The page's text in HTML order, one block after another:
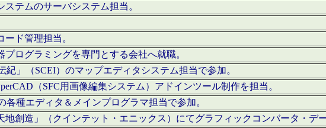
テムのサーバシステム担当。
ド管理担当。
ログラミングを専門とする会社へ就職。
紀」（SCEI）のマップエディタシステム担当で参加。
（SFC用画像編集システム）アドインツール制作を担当。
各種エディタ＆メインプログラマ担当で参加。
地創造」（クインテット・エニックス）にてグラフィックコンバータ・デ